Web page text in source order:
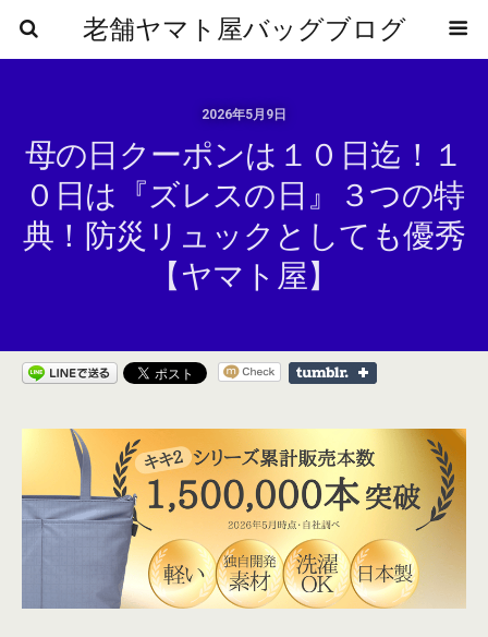
老舗ヤマト屋バッグブログ
2026年5月9日
母の日クーポンは１０日迄！１
０日は『ズレスの日』３つの特
典！防災リュックとしても優秀
【ヤマト屋】